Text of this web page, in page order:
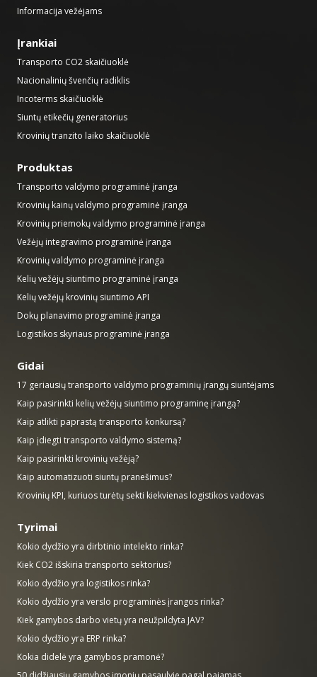
Informacija vežėjams
Įrankiai
Transporto CO2 skaičiuoklė
Nacionalinių švenčių radiklis
Incoterms skaičiuoklė
Siuntų etikečių generatorius
Krovinių tranzito laiko skaičiuoklė
Produktas
Transporto valdymo programinė įranga
Krovinių kainų valdymo programinė įranga
Krovinių priemokų valdymo programinė įranga
Vežėjų integravimo programinė įranga
Krovinių valdymo programinė įranga
Kelių vežėjų siuntimo programinė įranga
Kelių vežėjų krovinių siuntimo API
Dokų planavimo programinė įranga
Logistikos skyriaus programinė įranga
Gidai
17 geriausių transporto valdymo programinių įrangų siuntėjams
Kaip pasirinkti kelių vežėjų siuntimo programinę įrangą?
Kaip atlikti paprastą transporto konkursą?
Kaip įdiegti transporto valdymo sistemą?
Kaip pasirinkti krovinių vežėją?
Kaip automatizuoti siuntų pranešimus?
Krovinių KPI, kuriuos turėtų sekti kiekvienas logistikos vadovas
Tyrimai
Kokio dydžio yra dirbtinio intelekto rinka?
Kiek CO2 išskiria transporto sektorius?
Kokio dydžio yra logistikos rinka?
Kokio dydžio yra verslo programinės įrangos rinka?
Kiek gamybos darbo vietų yra neužpildyta JAV?
Kokio dydžio yra ERP rinka?
Kokia didelė yra gamybos pramonė?